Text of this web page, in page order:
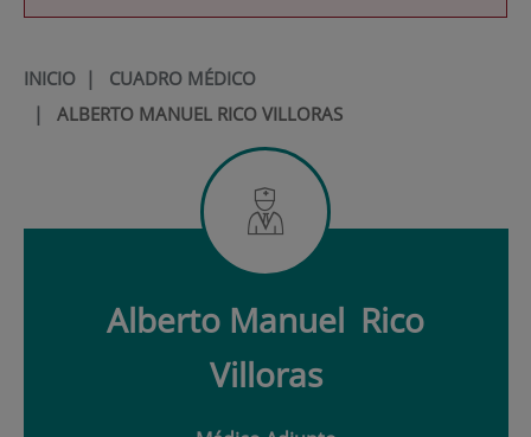
INICIO| CUADRO MÉDICO
| ALBERTO MANUEL RICO VILLORAS
Alberto Manuel Rico
Villoras